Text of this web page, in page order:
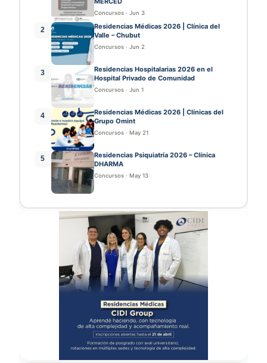
Concursos · Jun 3
2
Residencias Médicas 2026 | Clínica del
Valle – Chubut
Concursos · Jun 2
3
Residencias Hospitalarias 2026 en el
Hospital Privado de Comunidad
Concursos · Jun 1
4
Residencias Médicas 2026 | Clínicas del
Grupo Omint
Concursos · May 21
5
Residencias Psiquiatría 2026 – Clínica
DHARMA
Concursos · May 13